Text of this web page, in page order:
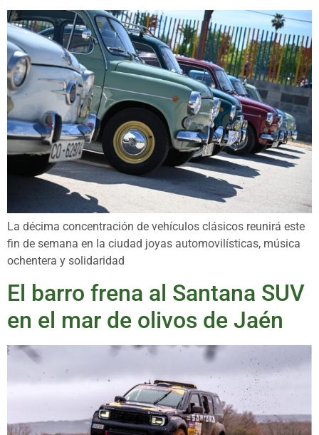
La décima concentración de vehículos clásicos reunirá este
fin de semana en la ciudad joyas automovilísticas, música
ochentera y solidaridad
El barro frena al Santana SUV
en el mar de olivos de Jaén